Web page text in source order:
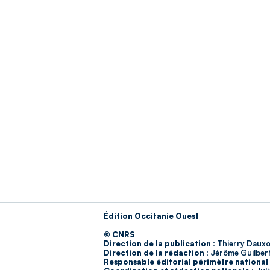
Édition Occitanie Ouest
© CNRS
Direction de la publication : Thierry
Direction de la rédaction : Jérôme
Responsable éditorial périmètre national